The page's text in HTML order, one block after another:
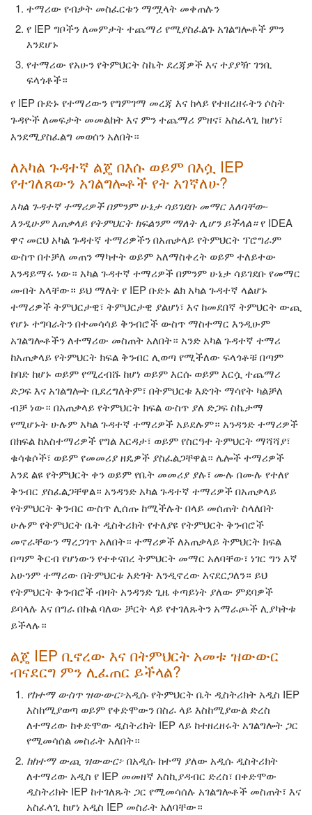
ተማሪው የብቃት መስፈርቱን ማሟላት መቀጠሉን
የ IEP ግቦችን ለመምታት ተጨማሪ የሚያስፈልጉ አገልግሎቶች ምን
እንደሆኑ
የተማሪው የአሁን የትምህርት ስኬት ደረጃዎች እና ተያያዥ ገንቢ
ፍላጎቶች።
የ IEP ቡድኑ የተማሪውን የግምገማ መረጃ እና ከላይ የተዘረዘሩትን ሶስት
ጉዳዮች ለመፍታት መመልከት እና ምንተጨማሪ ምዘና፣ አስፈላጊ ከሆነ፣
እንደሚያስፈልግ መወሰን አለበት።
ለአካል ጉዳተኛ ልጄ በእሱ ወይም በእሷ IEP
የተገለጸውን አገልግሎቶች የት አገኛለሁ?
አካል ጉዳተኛ ተማሪዎች በምንም ሁኔታ ሳይገደቡ መማር አለባቸው-
እንዲሁም አጠቃላይ የትምህርት ክፍልንም ማለት ሊሆን ይችላል።የ IDEA
ዋና መርህ አካል ጉዳተኛ ተማሪዎችን በአጠቃላይ የትምህርት ፕሮግራም
ውስጥ በተቻለ መጠን ማካተት ወይም አለማስቀረት ወይም ተለይተው
እንዳይማሩ ነው። አካል ጉዳተኛ ተማሪዎች በምንም ሁኔታ ሳይገደቡ የመማር
መብት አላቸው። ይህ ማለት የ IEP ቡድኑ ልክ አካል ጉዳተኛ ላልሆኑ
ተማሪዎች ትምህርታዊ፣ ትምህርታዊ ያልሆነ፣ እና ከመደበኛ ትምህርት ውጪ
የሆኑ ተግባራትን በተመሳሳይ ቅንብሮች ውስጥ ማስተማር እንዲሁም
አገልግሎቶችን ለተማሪው መስጠት አለበት። አንድ አካል ጉዳተኛ ተማሪ
ከአጠቃላይ የትምህርት ክፍል ቅንብር ሊወጣ የሚችለው ፍላጎቶቹ በጣም
ከባድ ከሆኑ ወይም የሚረብሹ ከሆነ ወይም እርሱ ወይም እርሷ ተጨማሪ
ድጋፍ እና አገልግሎት ቢደረግለትም፣ በትምህርቱ እድገት ማሳየት ካልቻለ
ብቻ ነው። በአጠቃላይ የትምህርት ክፍል ውስጥ ያለ ድጋፍ ስኬታማ
የሚሆኑት ሁሉም አካል ጉዳተኛ ተማሪዎች አይደሉም። አንዳንድ ተማሪዎች
በክፍል ከአስተማሪዎች የግል እርዳታ፣ ወይም የስርዓተ ትምህርት ማሻሻያ፣
ቁሳቁሶች፣ ወይም የመመሪያ ዘዴዎች ያስፈልጋቸዋል። ሌሎች ተማሪዎች
እንደ ልዩ የትምህርት ቀን ወይም የቤት መመሪያ ያሉ፣ ሙሉ በሙሉ የተለየ
ቅንብር ያስፈልጋቸዋል። አንዳንድ አካል ጉዳተኛ ተማሪዎች በአጠቃላይ
የትምህርት ቅንብር ውስጥ ሊሰጡ ከሚችሉት በላይ መሰጠት ስላለበት
ሁሉም የትምህርት ቤት ዲስትሪክት የተለያዩ የትምህርት ቅንብሮች
መኖራቸውን ማረጋገጥ አለበት። ተማሪዎች ለአጠቃላይ ትምህርት ክፍል
በጣም ቅርብ የሆነውን የተቀናበረ ትምህርት መማር አለባቸው፣ ነገር ግን እኛ
አሁንም ተማሪው በትምህርቱ እድገት እንዲኖረው እናደርጋለን። ይህ
የትምህርት ቅንብሮች ብዛት አንዳንድ ጊዜ ቀጣይነት ያለው ምደባዎች
ይባላሉ እና በግራ በኩል ባለው ቻርት ላይ የተገለጹትን አማራጮች ሊያካትቱ
ይችላሉ።
ልጄ IEP ቢኖረው እና በትምህርት አመቱ ዝውውር
ብናደርግ ምን ሊፈጠር ይችላል?
የከተማ ውስጥ ዝውውር፦አዲሱ የትምህርት ቤት ዲስትሪክት አዲስ IEP
እስከሚያወጣ ወይም የቀድሞውን በስራ ላይ እስከሚያውል ድረስ
ለተማሪው ከቀድሞው ዲስትሪክት IEP ላይ ከተዘረዘሩት አገልግሎት ጋር
የሚመሳሰል መስራት አለበት።
ከከተማ ውጪ ዝውውር፦በአዲሱ ከተማ ያለው አዲሱ ዲስትሪክት
ለተማሪው አዲስ የ IEP መመዘኛ እስኪያዳብር ድረስ፣ በቀድሞው
ዲስትሪክት IEP ከተገለጹት ጋር የሚመሳሰሉ አገልግሎቶች መስጠት፣ እና
አስፈላጊ ከሆነ አዲስ IEP መስራት አለባቸው።